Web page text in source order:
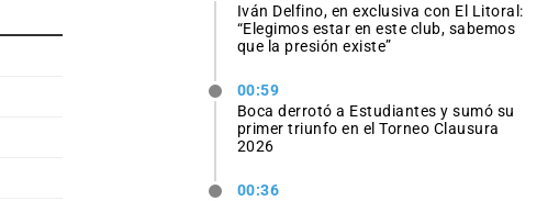
Iván Delfino, en exclusiva con El Litoral:
“Elegimos estar en este club, sabemos
que la presión existe”
00:59
Boca derrotó a Estudiantes y sumó su
primer triunfo en el Torneo Clausura
2026
00:36